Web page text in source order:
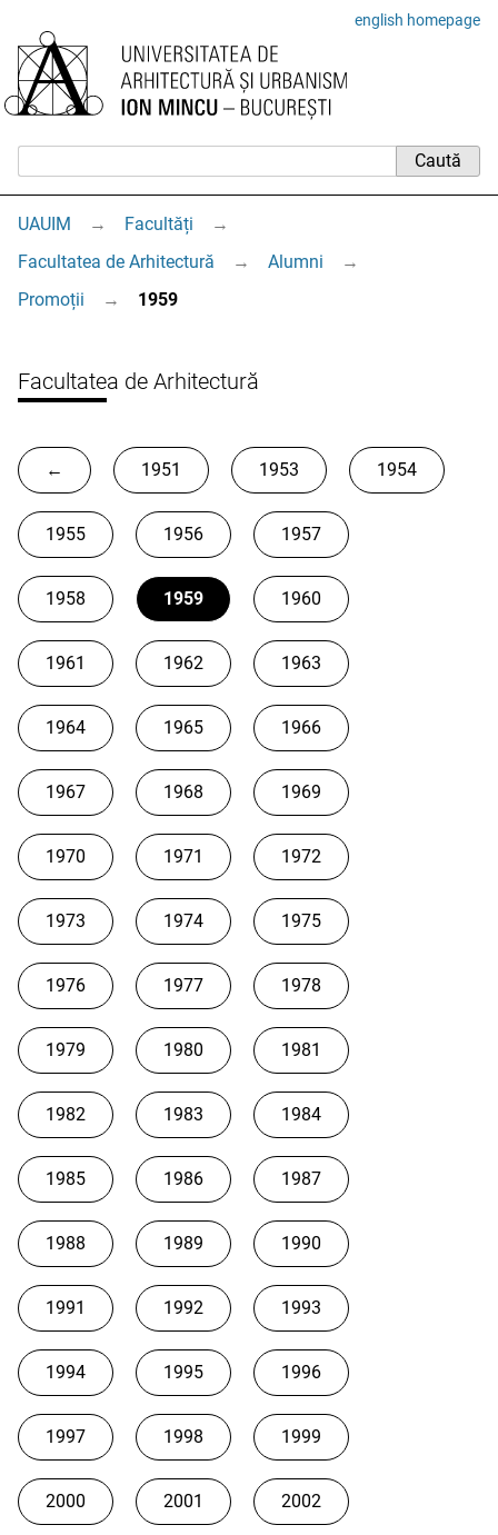
english homepage
UAUIM → Facultăți
→
Facultatea de Arhitectură
→ Alumni
→
Promoții
→ 1959
Facultatea de Arhitectură
← 1951 1953 1954
1955 1956 1957
1958 1959 1960
1961 1962 1963
1964 1965 1966
1967 1968 1969
1970 1971 1972
1973 1974 1975
1976 1977 1978
1979 1980 1981
1982 1983 1984
1985 1986 1987
1988 1989 1990
1991 1992 1993
1994 1995 1996
1997 1998 1999
2000 2001 2002